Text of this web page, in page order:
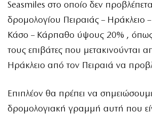
Seasmiles στο οποίο δεν
δρομολογίου Πειραιάς – Ηράκλειο
Κάσο – Κάρπαθο ύψους 20% , όπως
τους επιβάτες που μετακινούνται
Ηράκλειο από τον Πειραιά να
Επιπλέον θα πρέπει να
δρομολογιακή γραμμή αυτή που